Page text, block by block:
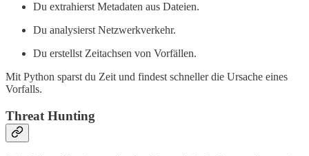
Du extrahierst Metadaten aus Dateien.
Du analysierst Netzwerkverkehr.
Du erstellst Zeitachsen von Vorfällen.
Mit Python sparst du Zeit und findest schneller die Ursache eines
Vorfalls.
Threat Hunting